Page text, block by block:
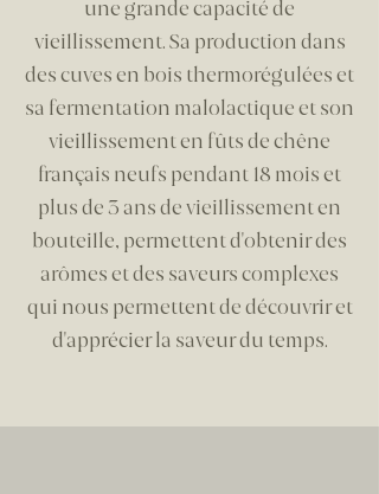
une grande capacité de
vieillissement. Sa production dans
des cuves en bois thermorégulées et
sa fermentation malolactique et son
vieillissement en fûts de chêne
français neufs pendant 18 mois et
plus de 3 ans de vieillissement en
bouteille, permettent d'obtenir des
arômes et des saveurs complexes
qui nous permettent de découvrir et
d'apprécier la saveur du temps.